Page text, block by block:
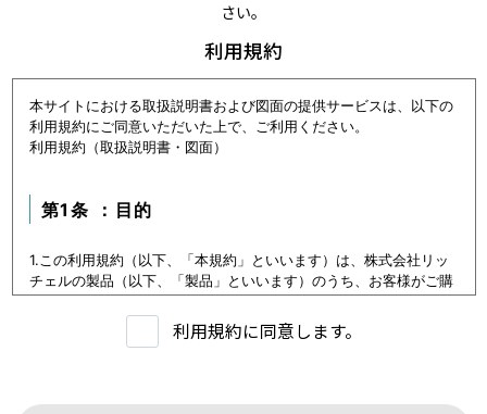
さい。
利用規約
本サイトにおける取扱説明書および図面の提供サービスは、以下の
利用規約にご同意いただいた上で、ご利用ください。
利用規約（取扱説明書・図面）
第1条 ：目的
1.この利用規約（以下、「本規約」といいます）は、株式会社リッ
チェルの製品（以下、「製品」といいます）のうち、お客様がご購
入いただいた製品または購入を検討中の製品（以下、「当該製品」
といいます。）に関するデータ（以下、「本データ等」といいま
す）の提供サービス（以下「本サービス」といいます）における利
に従い本サービスを利用いただくものとし、本規約に同意いただけ
利用規約に同意します。